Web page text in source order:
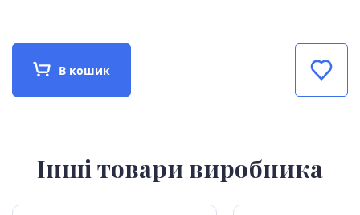
В кошик
Інші товари виробника